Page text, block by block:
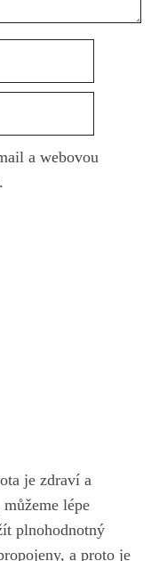
a webovou
je zdraví a
lépe
plnohodnotný
a proto je